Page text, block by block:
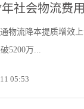
社会物流费
物流降本提质增效
5200万...
05:53